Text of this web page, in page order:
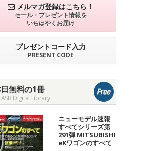
メルマガ登録はこちら！
セール・プレゼント情報を
いちはやくお届け
プレゼントコード入力
PRESENT CODE
無料の1冊
ASB Digital Library
ニューモデル速報
すべてシリーズ第
291弾 MITSUBISHI
eKワゴンのすべて